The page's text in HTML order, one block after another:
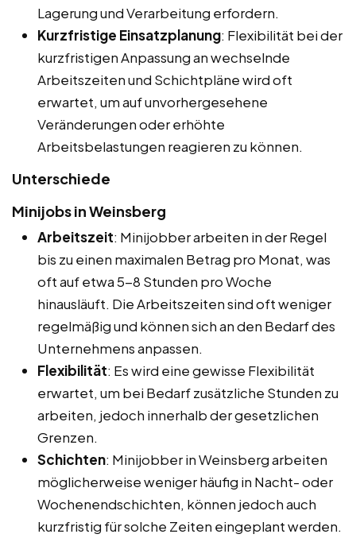
Lagerung und Verarbeitung erfordern.
Kurzfristige Einsatzplanung: Flexibilität bei der
kurzfristigen Anpassung an wechselnde
Arbeitszeiten und Schichtpläne wird oft
erwartet, um auf unvorhergesehene
Veränderungen oder erhöhte
Arbeitsbelastungen reagieren zu können.
Unterschiede
Minijobs in Weinsberg
Arbeitszeit: Minijobber arbeiten in der Regel
bis zu einen maximalen Betrag pro Monat, was
oft auf etwa 5-8 Stunden pro Woche
hinausläuft. Die Arbeitszeiten sind oft weniger
regelmäßig und können sich an den Bedarf des
Unternehmens anpassen.
Flexibilität: Es wird eine gewisse Flexibilität
erwartet, um bei Bedarf zusätzliche Stunden zu
arbeiten, jedoch innerhalb der gesetzlichen
Grenzen.
Schichten: Minijobber in Weinsberg arbeiten
möglicherweise weniger häufig in Nacht- oder
Wochenendschichten, können jedoch auch
kurzfristig für solche Zeiten eingeplant werden.